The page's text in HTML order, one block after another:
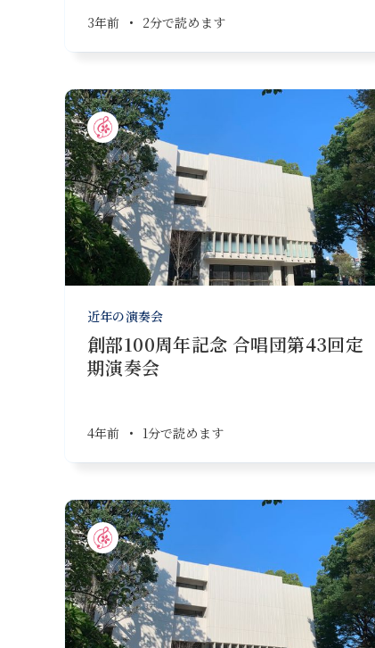
3年前 • 2分で読めます
近年の演奏会
創部100周年記念 合唱団第43回定
期演奏会
4年前 • 1分で読めます